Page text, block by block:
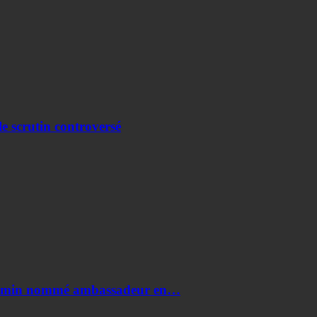
scrutin controversé
nommé ambassadeur en…